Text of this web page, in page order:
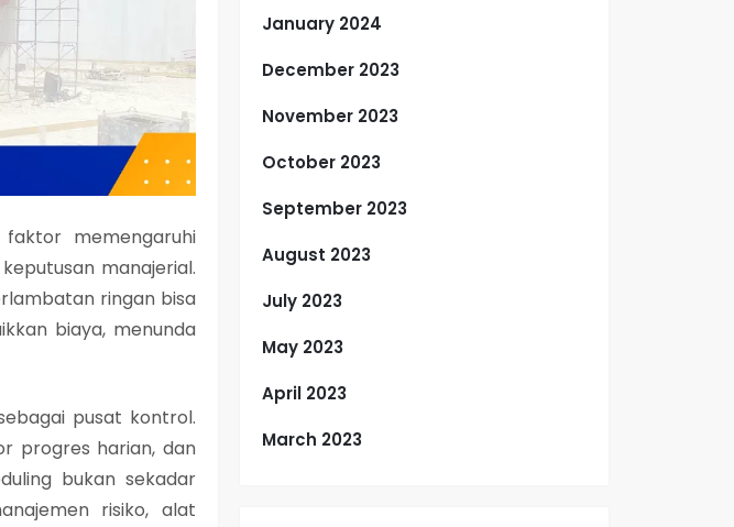
memengaruhi
manajerial.
ringan bisa
biaya, menunda
pusat kontrol.
progres harian, dan
bukan sekadar
risiko, alat
January 2024
December 2023
November 2023
October 2023
September 2023
August 2023
July 2023
May 2023
April 2023
March 2023